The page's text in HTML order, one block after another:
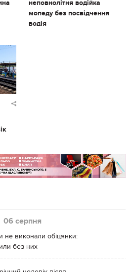
неповнолітня водійка
мопеду без посвідчення
водія
06 серпня
не виконали обіцянки:
без них